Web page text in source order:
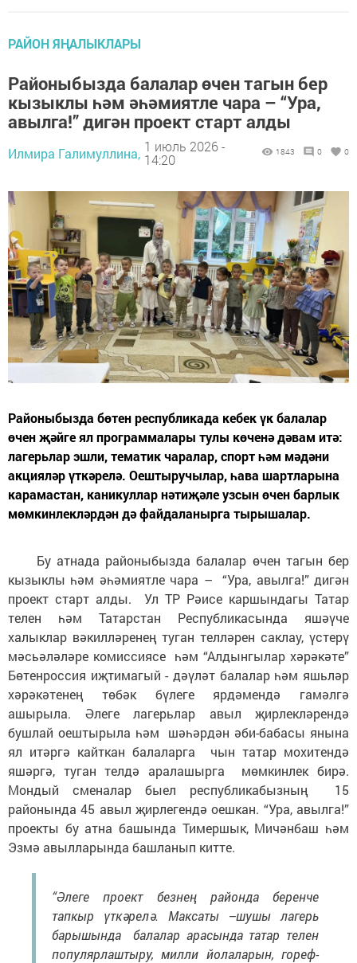
РАЙОН ЯҢАЛЫКЛАРЫ
Районыбызда балалар өчен тагын бер
кызыклы һәм әһәмиятле чара – “Ура,
авылга!” дигән проект старт алды
Илмира Галимуллина, 1 июль 2026 -
14:20
1843 0 0
Районыбызда бөтен республикада кебек үк балалар
өчен җәйге ял программалары тулы көченә дәвам итә:
лагерьлар эшли, тематик чаралар, спорт һәм мәдәни
акцияләр үткәрелә. Оештыручылар, һава шартларына
карамастан, каникуллар нәтиҗәле узсын өчен барлык
мөмкинлекләрдән дә файдаланырга тырышалар.
Бу атнада районыбызда балалар өчен тагын бер
кызыклы һәм әһәмиятле чара – “Ура, авылга!” дигән
проект старт алды. Ул ТР Рәисе каршындагы Татар
телен һәм Татарстан Республикасында яшәүче
халыклар вәкилләренең туган телләрен саклау, үстерү
мәсьәләләре комиссиясе һәм “Алдынгылар хәрәкәте”
Бөтенроссия иҗтимагый - дәүләт балалар һәм яшьләр
хәрәкәтенең төбәк бүлеге ярдәмендә гамәлгә
ашырыла. Әлеге лагерьлар авыл җирлекләрендә
бушлай оештырыла һәм шәһәрдән әби-бабасы янына
ял итәргә кайткан балаларга чын татар мохитендә
яшәргә, туган телдә аралашырга мөмкинлек бирә.
Мондый сменалар быел республикабызның 15
районында 45 авыл җирлегендә оешкан. “Ура, авылга!”
проекты бу атна башында Тимершык, Мичәнбаш һәм
Эзмә авылларында башланып китте.
“Әлеге проект безнең районда беренче
тапкыр үткәрелә. Максаты –шушы лагерь
барышында балалар арасында татар телен
популярлаштыру, милли йолаларын, гореф-